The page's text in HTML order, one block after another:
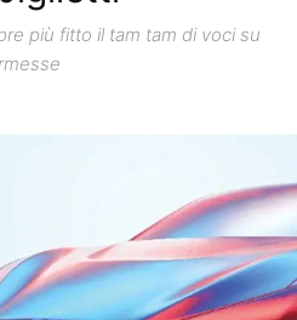
più fitto il tam tam di voci su